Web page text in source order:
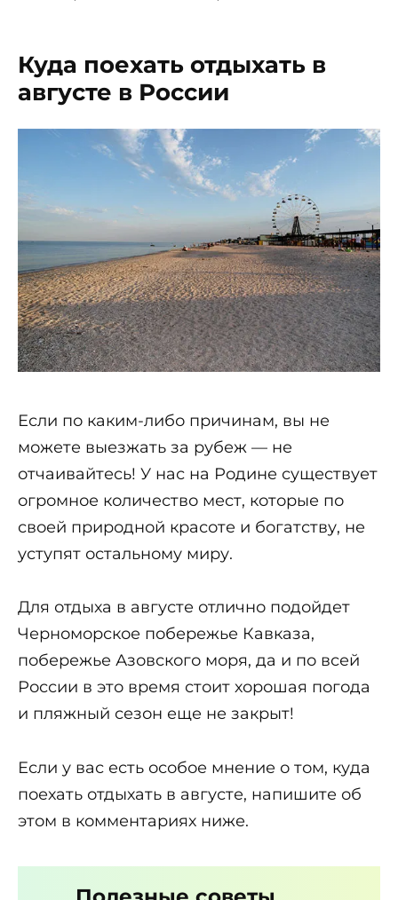
Куда поехать отдыхать в
августе в России
Если по каким-либо причинам, вы не
можете выезжать за рубеж — не
отчаивайтесь! У нас на Родине существует
огромное количество мест, которые по
своей природной красоте и богатству, не
уступят остальному миру.
Для отдыха в августе отлично подойдет
Черноморское побережье Кавказа,
побережье Азовского моря, да и по всей
России в это время стоит хорошая погода
и пляжный сезон еще не закрыт!
Если у вас есть особое мнение о том, куда
поехать отдыхать в августе, напишите об
этом в комментариях ниже.